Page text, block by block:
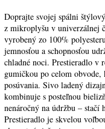
Doprajte svojej spálni
z mikroplyšu v univerzálnej
vyrobený zo 100%
jemnosťou a schopnosťou
chladné noci. Prestieradlo v
gumičkou po celom
posúvania. Sivo ladený
kombinuje s posteľnou
nenáročný na údržbu – stačí
Prestieradlo je skvelou